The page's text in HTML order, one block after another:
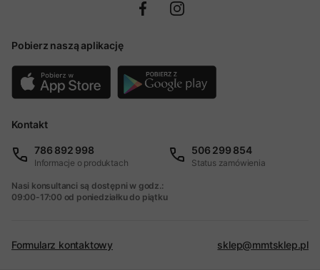
Pobierz naszą aplikację
Kontakt
786 892 998
Informacje o produktach
506 299 854
Status zamówienia
Nasi konsultanci są dostępni w godz.:
09:00-17:00 od poniedziałku do piątku
Formularz kontaktowy sklep@mmtsklep.pl